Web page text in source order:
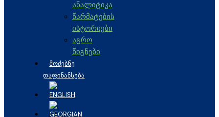
ანალიტიკა
წარმატების
ისტორიები
აგრო
წიგნები
ᲛᲝᲫᲔᲑᲜᲔ
ᲓᲐᲤᲘᲜᲐᲜᲡᲔᲑᲐ